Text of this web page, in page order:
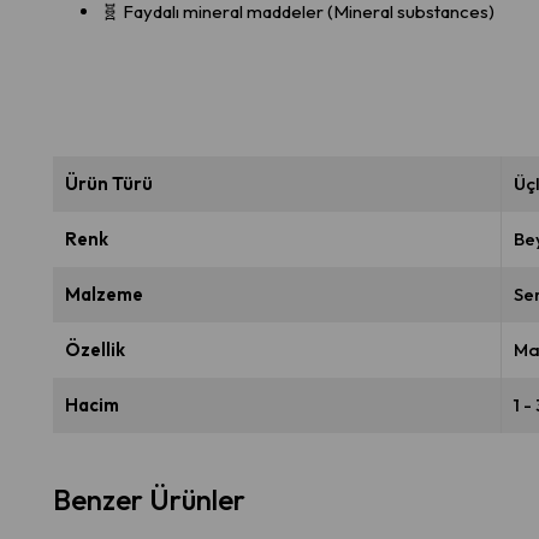
🧬 Faydalı mineral maddeler (Mineral substances)
Ürün Türü
Renk
Malzeme
Özellik
Hacim 1 -
Benzer Ürünler